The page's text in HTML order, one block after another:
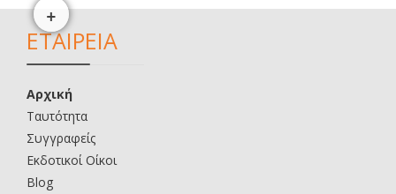
ΕΤΑΙΡΕΙΑ
Αρχική
Ταυτότητα
Συγγραφείς
Εκδοτικοί Οίκοι
Blog
+